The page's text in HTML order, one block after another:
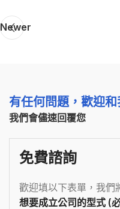
Newer
有任何問題，歡迎
我們會儘速回覆您
免費諮詢
歡迎填以下表單，我們
想要成立公司的型式 (